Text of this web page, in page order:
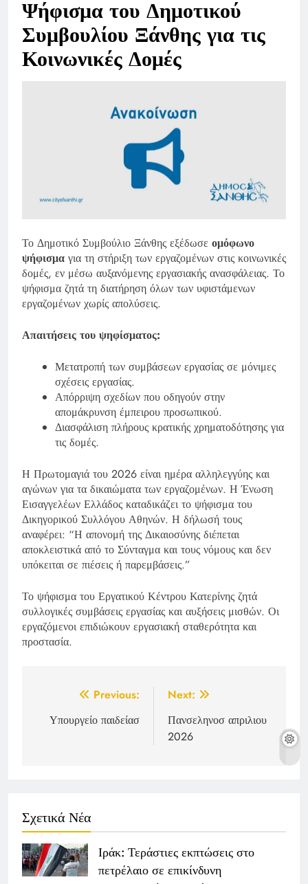
Ψήφισμα του Δημοτικού
Συμβουλίου Ξάνθης για τις
Κοινωνικές Δομές
Το Δημοτικό Συμβούλιο Ξάνθης εξέδωσε ομόφωνο
ψήφισμα για τη στήριξη των εργαζομένων στις κοινωνικές
δομές, εν μέσω αυξανόμενης εργασιακής ανασφάλειας. Το
ψήφισμα ζητά τη διατήρηση όλων των υφιστάμενων
εργαζομένων χωρίς απολύσεις.
Απαιτήσεις του ψηφίσματος:
Μετατροπή των συμβάσεων εργασίας σε μόνιμες
σχέσεις εργασίας.
Απόρριψη σχεδίων που οδηγούν στην
απομάκρυνση έμπειρου προσωπικού.
Διασφάλιση πλήρους κρατικής χρηματοδότησης για
τις δομές.
Η Πρωτομαγιά του 2026 είναι ημέρα αλληλεγγύης και
αγώνων για τα δικαιώματα των εργαζομένων. Η Ένωση
Εισαγγελέων Ελλάδος καταδικάζει το ψήφισμα του
Δικηγορικού Συλλόγου Αθηνών. Η δήλωσή τους
αναφέρει: “Η απονομή της Δικαιοσύνης διέπεται
αποκλειστικά από το Σύνταγμα και τους νόμους και δεν
υπόκειται σε πιέσεις ή παρεμβάσεις.”
Το ψήφισμα του Εργατικού Κέντρου Κατερίνης ζητά
συλλογικές συμβάσεις εργασίας και αυξήσεις μισθών. Οι
εργαζόμενοι επιδιώκουν εργασιακή σταθερότητα και
προστασία.
navigation
Previous:
Υπουργείο παιδείασ
Next:
Πανσεληνοσ απριλιου
2026
Σχετικά Νέα
Ιράκ: Τεράστιες εκπτώσεις στο
πετρέλαιο σε επικίνδυνη